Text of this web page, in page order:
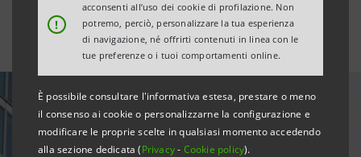
!
acconsenti all’uso dei cookie di profilazione. Non
potremo, perciò, personalizzare la tua esperienza
di navigazione, né offrirti contenuti in linea con le
tue preferenze o i tuoi comportamenti online.
È possibile consultare l'informativa estesa, prestare o meno
il consenso ai cookie o personalizzarne la configurazione e
modificare le proprie scelte in qualsiasi momento accedendo
alla sezione dedicata (Privacy- Cookie policy).